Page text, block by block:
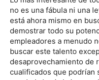
no es una fábula ni una
está ahora mismo en
demostrar todo su
empleadores a menudo
buscar este talento
desaprovechamiento de
cualificados que podrían